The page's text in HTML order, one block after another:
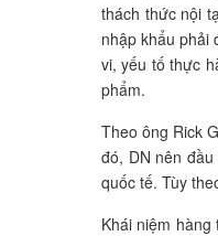
thách thức nội
nhập khẩu phải
vi, yếu tố thực
phẩm.
Theo ông Rick
đó, DN nên
quốc tế. Tùy
Khái niệm